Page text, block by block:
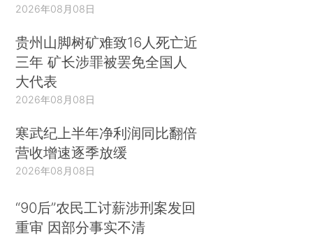
2026年08月08日
贵州山脚树矿难致16人死亡近
三年 矿长涉罪被罢免全国人
大代表
2026年08月08日
寒武纪上半年净利润同比翻倍
营收增速逐季放缓
2026年08月08日
“90后”农民工讨薪涉刑案发回
重审 因部分事实不清